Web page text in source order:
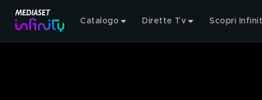
Catalogo Dirette Tv Scopri